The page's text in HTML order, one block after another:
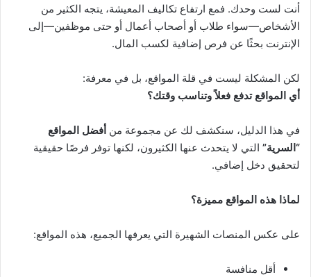
أنت لست وحدك. فمع ارتفاع تكاليف المعيشة، يتجه الكثير من
الأشخاص—سواء طلاب أو أصحاب أعمال أو حتى موظفين—إلى
الإنترنت بحثًا عن فرص إضافية لكسب المال.
لكن المشكلة ليست في قلة المواقع، بل في معرفة:
أي المواقع تدفع فعلاً وتناسب وقتك؟
في هذا الدليل، سنكشف لك عن مجموعة من أفضل المواقع
“السرية” التي لا يتحدث عنها الكثيرون، لكنها توفر فرصًا حقيقية
لتحقيق دخل إضافي.
لماذا هذه المواقع مميزة؟
على عكس المنصات الشهيرة التي يعرفها الجميع، هذه المواقع:
أقل منافسة